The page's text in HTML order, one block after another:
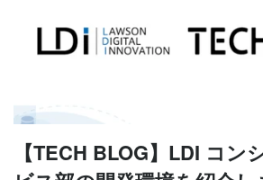
【TECH BLOG】LDI コン